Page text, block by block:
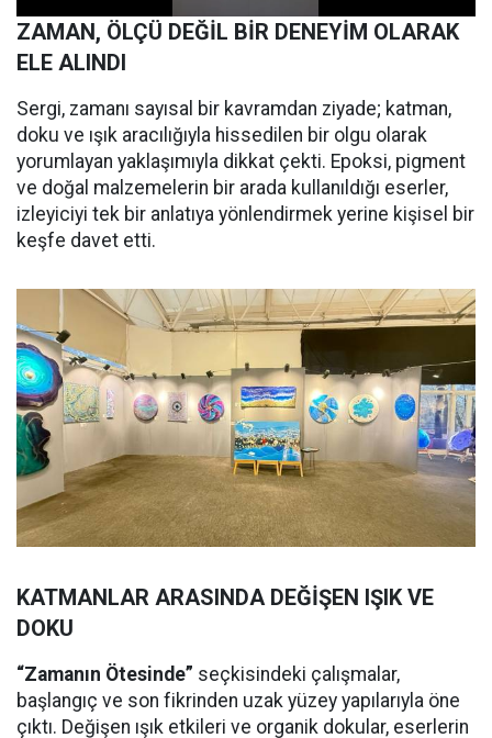
ZAMAN, ÖLÇÜ DEĞİL BİR DENEYİM OLARAK
ELE ALINDI
Sergi, zamanı sayısal bir kavramdan ziyade; katman,
doku ve ışık aracılığıyla hissedilen bir olgu olarak
yorumlayan yaklaşımıyla dikkat çekti. Epoksi, pigment
ve doğal malzemelerin bir arada kullanıldığı eserler,
izleyiciyi tek bir anlatıya yönlendirmek yerine kişisel bir
keşfe davet etti.
KATMANLAR ARASINDA DEĞİŞEN IŞIK VE
DOKU
“Zamanın Ötesinde” seçkisindeki çalışmalar,
başlangıç ve son fikrinden uzak yüzey yapılarıyla öne
çıktı. Değişen ışık etkileri ve organik dokular, eserlerin